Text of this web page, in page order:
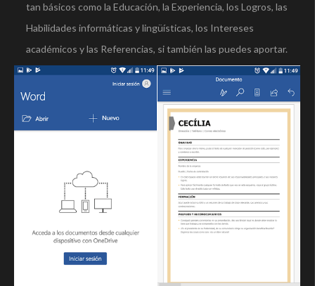
tan básicos como la Educación, la Experiencia, los Logros, las
Habilidades informáticas y lingüísticas, los Intereses
académicos y las Referencias, si también las puedes aportar.